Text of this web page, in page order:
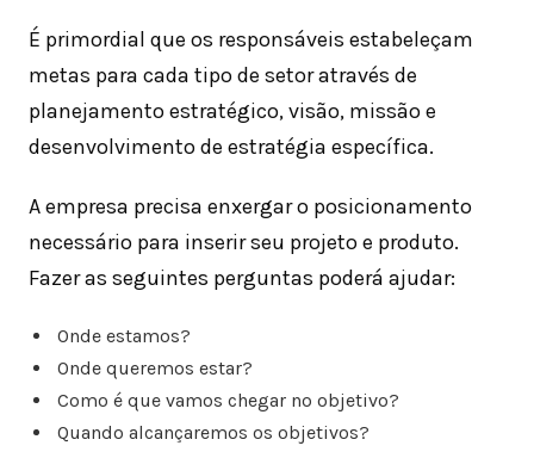
É primordial que os responsáveis estabeleçam
metas para cada tipo de setor através de
planejamento estratégico, visão, missão e
desenvolvimento de estratégia específica.
A empresa precisa enxergar o posicionamento
necessário para inserir seu projeto e produto.
Fazer as seguintes perguntas poderá ajudar:
Onde estamos?
Onde queremos estar?
Como é que vamos chegar no objetivo?
Quando alcançaremos os objetivos?